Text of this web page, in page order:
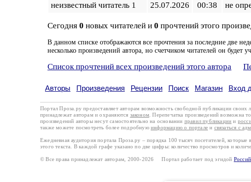
неизвестный читатель 1
25.07.2026 00:38 не
Сегодня 0 новых читателей и 0 прочтений этого
В данном списке отображаются все прочтения за последние две
несколько произведений автора, но счетчиком читателей он будет
Список прочтений всех произведений этого автора
Авторы Произведения Рецензии Поиск Магазин Вход
Портал Проза.ру предоставляет авторам возможность свободной публикации
принадлежат авторам и охраняются законом . Перепечатка произведений возможна
произведений авторы несут самостоятельно на основании правил публикации и
также можете посмотреть более подробную информацию о портале и связаться с
Ежедневная аудитория портала Проза.ру – порядка 100 тысяч посетителей,
этого текста. В каждой графе указано по две цифры: количество просмотров и
© Все права принадлежат авторам, 2000-2026 Портал работает под эгидой